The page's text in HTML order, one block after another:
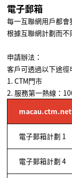
電子郵箱
每一互聯網用戶都會
根據互聯網計劃而不
申請辦法：
客戶可透過以下途徑
1. CTM門市
2. 服務第一熱線：
macau.ctm.net
電子郵箱計劃 1
電子郵箱計劃 4